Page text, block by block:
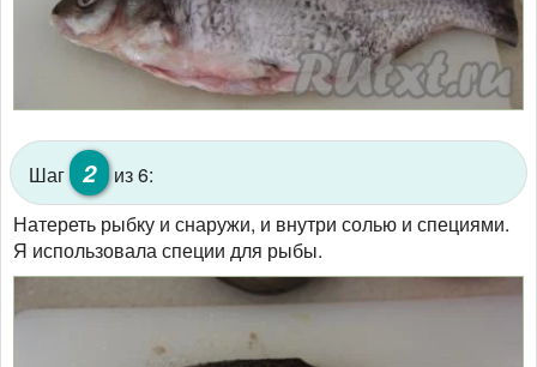
Шаг 2
из 6:
Натереть рыбку и снаружи, и внутри солью и специями.
Я использовала специи для рыбы.